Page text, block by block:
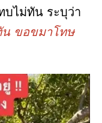
ไม่ทัน ระบุว่า
น ขอขมาโทษ